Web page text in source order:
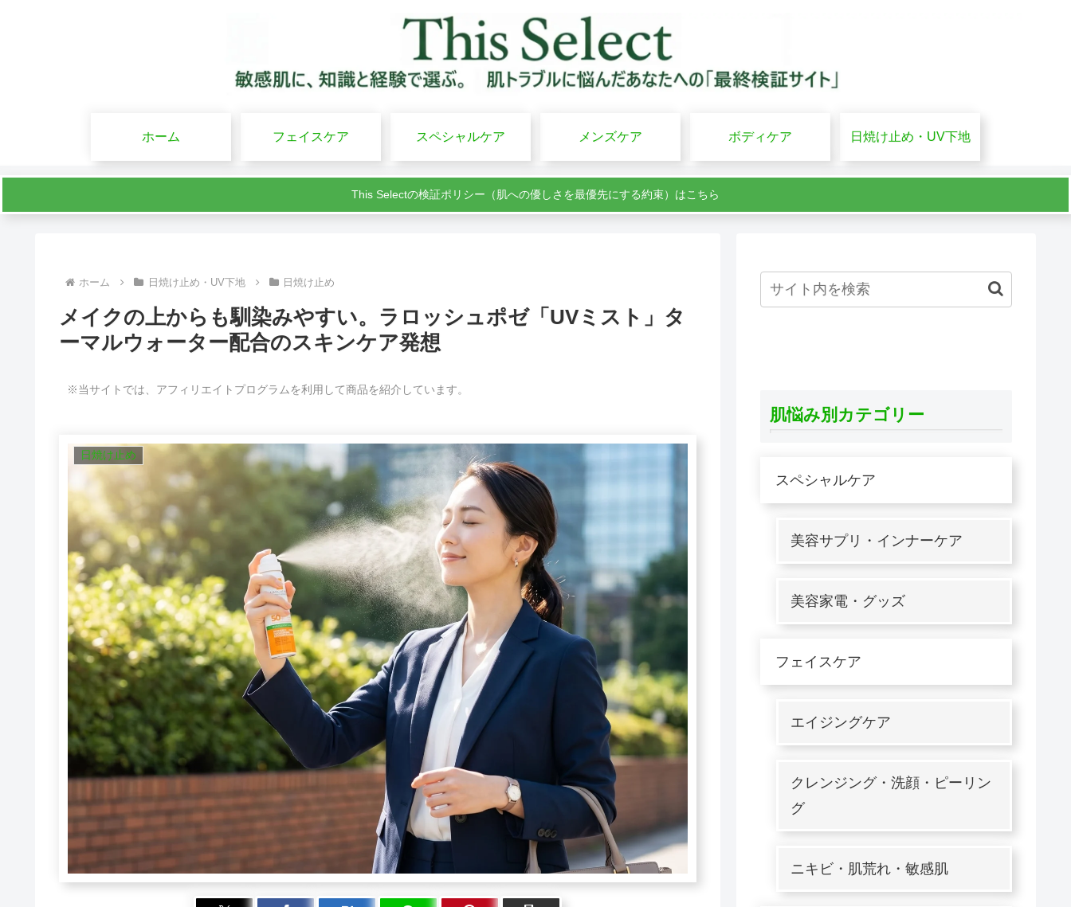
ホーム フェイスケア スペシャルケア メンズケア ボディケア 日焼け止め・UV下地
This Selectの検証ポリシー（肌への優しさを最優先にする約束）はこちら
ホーム 日焼け止め・UV下地 日焼け止め
メイクの上からも馴染みやすい。ラロッシュポゼ「UVミスト」タ
ーマルウォーター配合のスキンケア発想
※当サイトでは、アフィリエイトプログラムを利用して商品を紹介しています。
日焼け止め
肌悩み別カテゴリー
スペシャルケア
美容サプリ・インナーケア
美容家電・グッズ
フェイスケア
エイジングケア
クレンジング・洗顔・ピーリン
グ
ニキビ・肌荒れ・敏感肌